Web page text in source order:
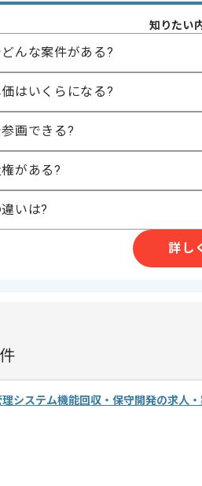
上記に似た経験やスキルをお持ちであれば申
精算条件
有
精算基準時間
140時間〜180時間
支払いサイト
商談回数
1回
募集人数
2025/03/03
知りたい
んな案件がある?
はいくらになる?
画できる?
がある?
いは?
詳し
理システム機能回収・保守開発の求人